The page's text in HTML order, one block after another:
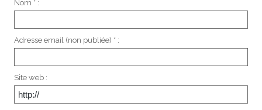
Nom * :
Adresse email (non publiée) * :
Site web :